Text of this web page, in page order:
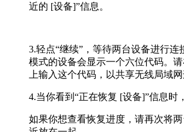
近的 [设备]”信息。
3.轻点“继续”，等待两台设备进行连
模式的设备会显示一个六位代码。
上输入这个代码，以共享无线局域网
4.当你看到“正在恢复 [设备]”信息时
如果你想查看恢复进度，请再次将